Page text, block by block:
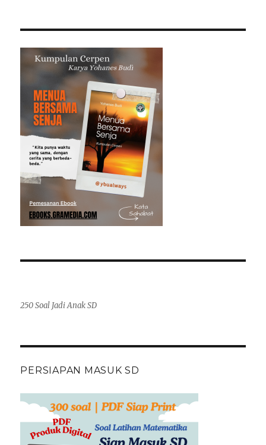
250 Soal Jadi Anak SD
PERSIAPAN MASUK SD